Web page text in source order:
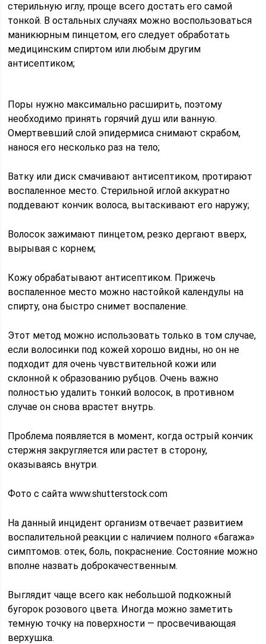
стерильную иглу, проще всего достать его самой
тонкой. В остальных случаях можно воспользоваться
маникюрным пинцетом, его следует обработать
медицинским спиртом или любым другим
антисептиком;
Поры нужно максимально расширить, поэтому
необходимо принять горячий душ или ванную.
Омертвевший слой эпидермиса снимают скрабом,
нанося его несколько раз на тело;
Ватку или диск смачивают антисептиком, протирают
воспаленное место. Стерильной иглой аккуратно
поддевают кончик волоса, вытаскивают его наружу;
Волосок зажимают пинцетом, резко дергают вверх,
вырывая с корнем;
Кожу обрабатывают антисептиком. Прижечь
воспаленное место можно настойкой календулы на
спирту, она быстро снимет воспаление.
Этот метод можно использовать только в том случае,
если волосинки под кожей хорошо видны, но он не
подходит для очень чувствительной кожи или
склонной к образованию рубцов. Очень важно
полностью удалить тонкий волосок, в противном
случае он снова врастет внутрь.
Проблема появляется в момент, когда острый кончик
стержня закругляется или растет в сторону,
оказываясь внутри.
Фото с сайта www.shutterstock.com
На данный инцидент организм отвечает развитием
воспалительной реакции с наличием полного «багажа»
симптомов: отек, боль, покраснение. Состояние можно
вполне назвать доброкачественным.
Выглядит чаще всего как небольшой подкожный
бугорок розового цвета. Иногда можно заметить
темную точку на поверхности — просвечивающая
верхушка.